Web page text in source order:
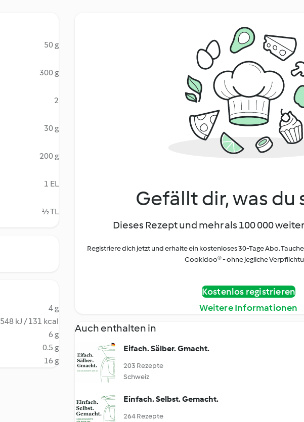
50 g
300 g
2
30 g
200 g
1 EL
½ TL
4 g
548 kJ / 131 kcal
6 g
0.5 g
16 g
Gefällt dir, was du
Dieses Rezept und mehr als 100 000
Registriere dich jetzt und erhalte ein kostenloses 30-Tage Abo.
Cookidoo® - ohne jegliche
Kostenlos registrieren
Weitere Informationen
Auch enthalten in
Eifach. Sälber. Gmacht.
203 Rezepte
Schweiz
Einfach. Selbst. Gemacht.
264 Rezepte